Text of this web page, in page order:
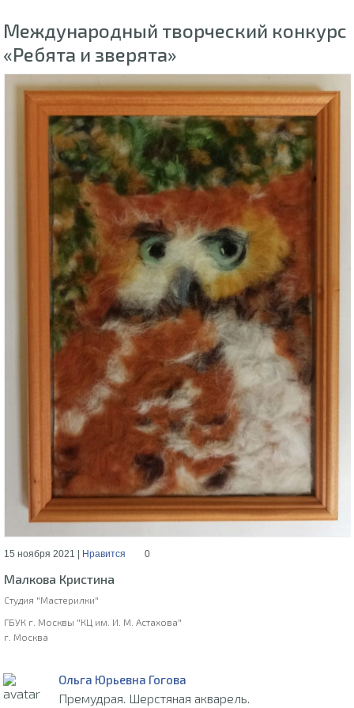
Международный творческий конкурс
«Ребята и зверята»
15 ноября 2021 | Нравится 0
Малкова Кристина
Студия "Мастерилки"
ГБУК г. Москвы "КЦ им. И. М. Астахова"
г. Москва
Ольга Юрьевна Гогова
Премудрая. Шерстяная акварель.